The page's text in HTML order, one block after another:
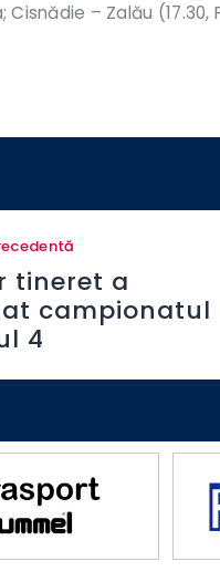
Cisnădie – Zalău (17.30,
tineret a
campionatul
4